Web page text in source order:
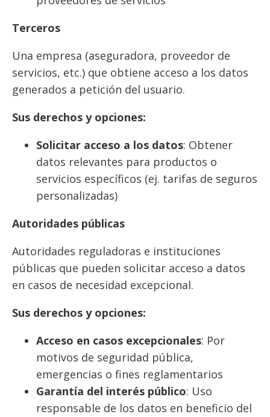
Terceros
Una empresa (aseguradora, proveedor de
servicios, etc.) que obtiene acceso a los datos
generados a petición del usuario.
Sus derechos y opciones:
Solicitar acceso a los datos: Obtener
datos relevantes para productos o
servicios específicos (ej. tarifas de seguros
personalizadas)
Autoridades públicas
Autoridades reguladoras e instituciones
públicas que pueden solicitar acceso a datos
en casos de necesidad excepcional.
Sus derechos y opciones:
Acceso en casos excepcionales: Por
motivos de seguridad pública,
emergencias o fines reglamentarios
Garantía del interés público: Uso
responsable de los datos en beneficio del